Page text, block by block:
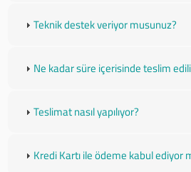
Teknik destek veriyor musunuz?
Ne kadar süre içerisinde teslim
Teslimat nasıl yapılıyor?
Kredi Kartı ile ödeme kabul ediyor